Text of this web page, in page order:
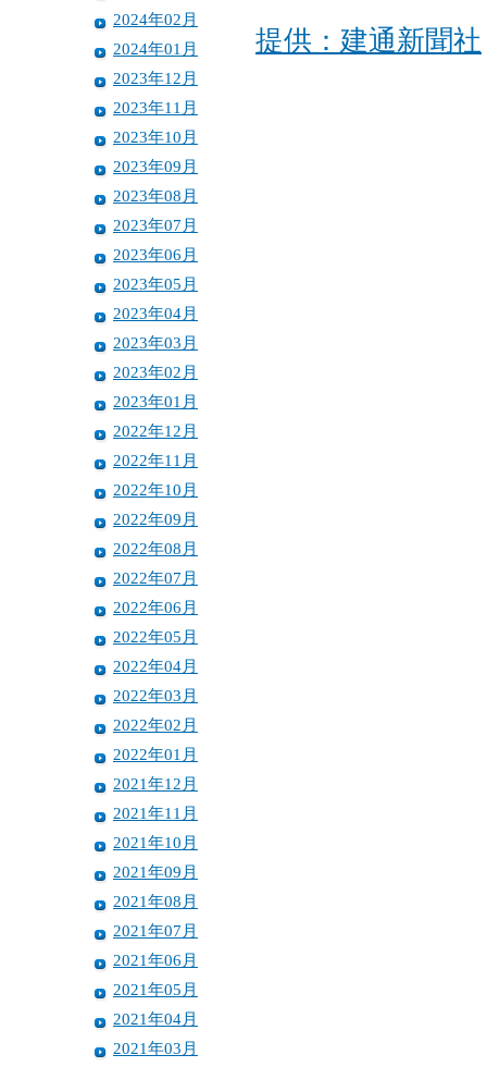
2024年02月
2024年01月
2023年12月
2023年11月
2023年10月
2023年09月
2023年08月
2023年07月
2023年06月
2023年05月
2023年04月
2023年03月
2023年02月
2023年01月
2022年12月
2022年11月
2022年10月
2022年09月
2022年08月
2022年07月
2022年06月
2022年05月
2022年04月
2022年03月
2022年02月
2022年01月
2021年12月
2021年11月
2021年10月
2021年09月
2021年08月
2021年07月
2021年06月
2021年05月
2021年04月
2021年03月
提供：建通新聞社